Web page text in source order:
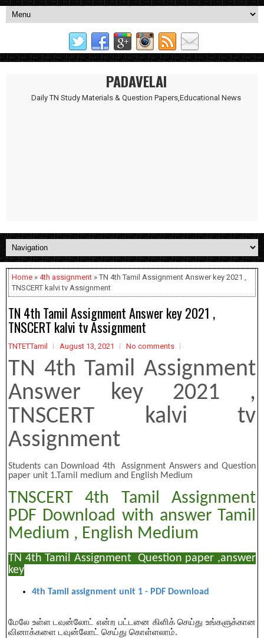
PADAVELAI
Daily TN Study Materials & Question Papers,Educational News
Home » 4th assignment » TN 4th Tamil Assignment Answer key 2021 ,
TNSCERT kalvi tv Assignment
TN 4th Tamil Assignment Answer key 2021 ,
TNSCERT kalvi tv Assignment
TNTETTamil August 13, 2021 No comments
TN 4th Tamil Assignment
Answer key 2021 ,
TNSCERT kalvi tv
Assignment
Students can Download 4th Assignment Answers and Question
paper unit 1.Tamil medium and English Medium
TNSCERT 4th Tamil Assignment
PDF Download with answer Tamil
Medium , English Medium
TN 4th Tamil Assignment Question paper ,answer
key
4th Tamil assignment unit 1 - PDF Download
மேலே உள்ள டவுன்லோட் என்ற பட்டனை கிளிக் செய்து உங்களுக்கான
வினாக்களை டவுன்லோட் செய்து கொள்ளலாம்.